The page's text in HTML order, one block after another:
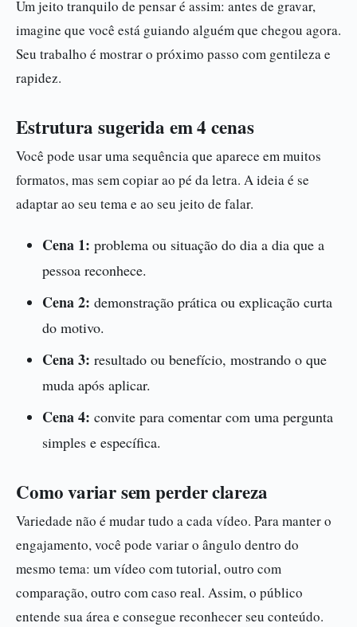
Um jeito tranquilo de pensar é assim: antes de gravar,
imagine que você está guiando alguém que chegou agora.
Seu trabalho é mostrar o próximo passo com gentileza e
rapidez.
Estrutura sugerida em 4 cenas
Você pode usar uma sequência que aparece em muitos
formatos, mas sem copiar ao pé da letra. A ideia é se
adaptar ao seu tema e ao seu jeito de falar.
Cena 1: problema ou situação do dia a dia que a
pessoa reconhece.
Cena 2: demonstração prática ou explicação curta
do motivo.
Cena 3: resultado ou benefício, mostrando o que
muda após aplicar.
Cena 4: convite para comentar com uma pergunta
simples e específica.
Como variar sem perder clareza
Variedade não é mudar tudo a cada vídeo. Para manter o
engajamento, você pode variar o ângulo dentro do
mesmo tema: um vídeo com tutorial, outro com
comparação, outro com caso real. Assim, o público
entende sua área e consegue reconhecer seu conteúdo.